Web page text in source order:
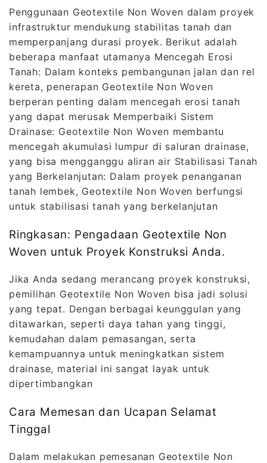
Penggunaan Geotextile Non Woven dalam proyek
infrastruktur mendukung stabilitas tanah dan
memperpanjang durasi proyek. Berikut adalah
beberapa manfaat utamanya Mencegah Erosi
Tanah: Dalam konteks pembangunan jalan dan rel
kereta, penerapan Geotextile Non Woven
berperan penting dalam mencegah erosi tanah
yang dapat merusak Memperbaiki Sistem
Drainase: Geotextile Non Woven membantu
mencegah akumulasi lumpur di saluran drainase,
yang bisa mengganggu aliran air Stabilisasi Tanah
yang Berkelanjutan: Dalam proyek penanganan
tanah lembek, Geotextile Non Woven berfungsi
untuk stabilisasi tanah yang berkelanjutan
Ringkasan: Pengadaan Geotextile Non
Woven untuk Proyek Konstruksi Anda.
Jika Anda sedang merancang proyek konstruksi,
pemilihan Geotextile Non Woven bisa jadi solusi
yang tepat. Dengan berbagai keunggulan yang
ditawarkan, seperti daya tahan yang tinggi,
kemudahan dalam pemasangan, serta
kemampuannya untuk meningkatkan sistem
drainase, material ini sangat layak untuk
dipertimbangkan
Cara Memesan dan Ucapan Selamat
Tinggal
Dalam melakukan pemesanan Geotextile Non